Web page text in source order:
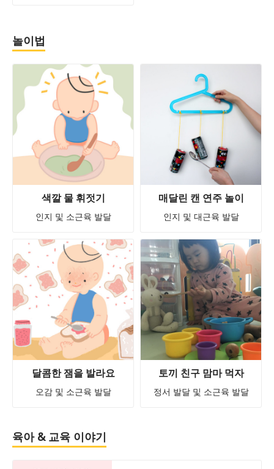
놀이법
색깔 물 휘젓기
인지 및 소근육 발달
매달린 캔 연주 놀이
인지 및 대근육 발달
달콤한 잼을 발라요
오감 및 소근육 발달
토끼 친구 맘마 먹자
정서 발달 및 소근육 발달
육아 & 교육 이야기